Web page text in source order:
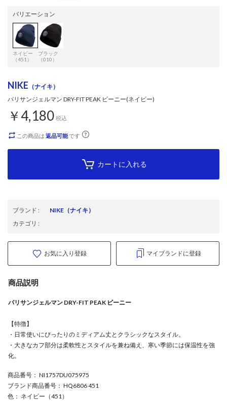
バリエーション
ネイビー
（451）
ブラック
（010）
NIKE （ナイキ）
パリサンジェルマン DRY-FIT PEAK ビーニー(ネイビー)
￥4,180 税込
この商品は 返品可能です
カートに入れる
ブランド : NIKE （ナイキ）
カテゴリ :
お気に入り登録 マイブランドに登録
商品説明
パリサンジェルマン DRY-FIT PEAK ビーニー
【特徴】
・日常使いにぴったりのミディアム丈とクラシックなスタイル。
・大きなカフ部分は柔軟性とスタイルを兼ね備え、寒い季節には保温性を強
化。
商品番号 ： NI1757DU075975
ブランド商品番号 ： HQ6806 451
色 ： ネイビー（451）